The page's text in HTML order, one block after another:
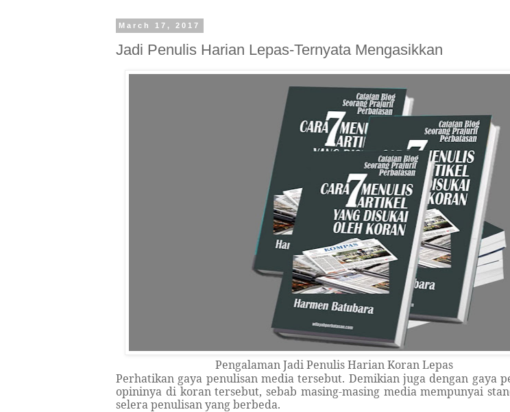
March 17, 2017
Jadi Penulis Harian Lepas-Ternyata Mengasikkan
Pengalaman Jadi Penulis Harian Koran Lepas
Perhatikan gaya penulisan media tersebut. Demikian juga dengan gaya
opininya di koran tersebut, sebab masing-masing media mempunyai
selera penulisan yang berbeda.